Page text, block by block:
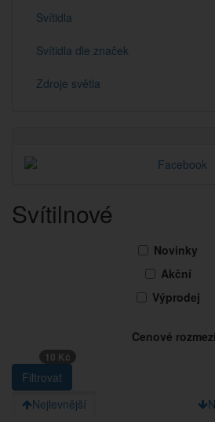
Svítidla
Svítidla dle značek
Zdroje světla
Svítilnové
Novinky
Akční
Výprodej
Cenové
10 Kč
Nejlevnější